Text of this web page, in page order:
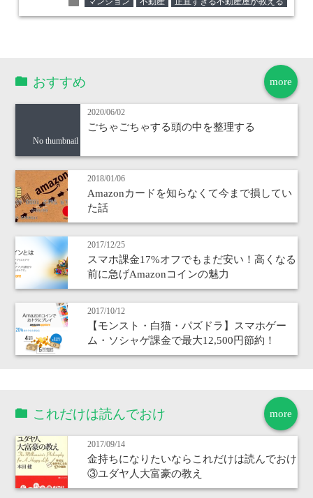
more
おすすめ
No thumbnail
2020/06/02
ごちゃごちゃする頭の中を整理する
2018/01/06
Amazonカードを知らなくて今まで損してい
た話
2017/12/25
スマホ課金17%オフでもまだ安い！高くなる
前に急げAmazonコインの魅力
2017/10/12
【モンスト・白猫・パズドラ】スマホゲー
ム・ソシャゲ課金で最大12,500円節約！
more
これだけは読んでおけ
2017/09/14
金持ちになりたいならこれだけは読んでおけ
③ユダヤ人大富豪の教え